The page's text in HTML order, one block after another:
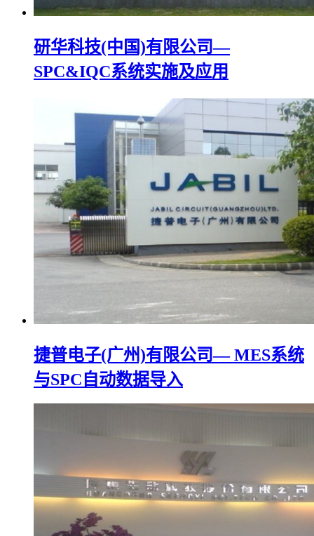
研华科技(中国)有限公司—
SPC&IQC系统实施及应用
捷普电子(广州)有限公司— MES系统
与SPC自动数据导入